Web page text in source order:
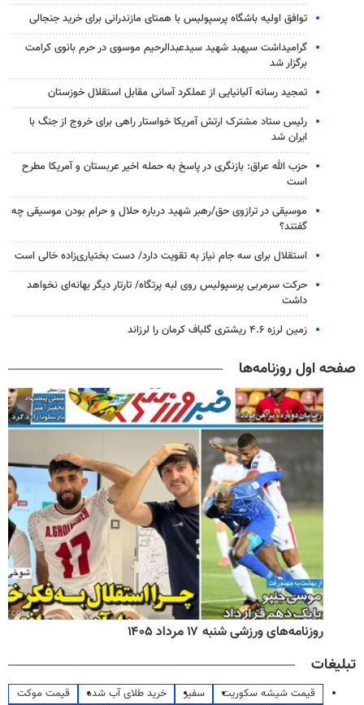
توافق اولیه باشگاه پرسپولیس با همتای مازندرانی برای خرید جنجالی
گرامیداشت سپهبد شهید سیدعبدالرحیم موسوی در حرم بانوی کرامت
برگزار شد
تمجید رسانه آلبانیایی از عملکرد آسانی مقابل استقلال خوزستان
رئیس ستاد مشترک ارتش آمریکا خواستار راهی برای خروج از جنگ با
ایران شد
حزب الله عراق: بازنگری در پاسخ به حمله اخیر عربستان و آمریکا مطرح
است
موسیقی در ترازوی حق/رهبر شهید درباره حلال و حرام بودن موسیقی چه
گفتند؟
استقلال برای سه جام نیاز به تقویت دارد/ دست بختیاری‌زاده خالی است
حرکت سرمربی پرسپولیس روی لبه پرتگاه/ تارتار دیگر بهانه‌ای نخواهد
داشت
زمین لرزه ۴.۶ ریشتری گلباف کرمان را لرزاند
صفحه اول روزنامه‌ها
روزنامه‌های ورزشی شنبه ۱۷ مرداد ۱۴۰۵
تبلیغات
قیمت شیشه سکوریت سفیر خرید طلای آب شده
قیمت موکت